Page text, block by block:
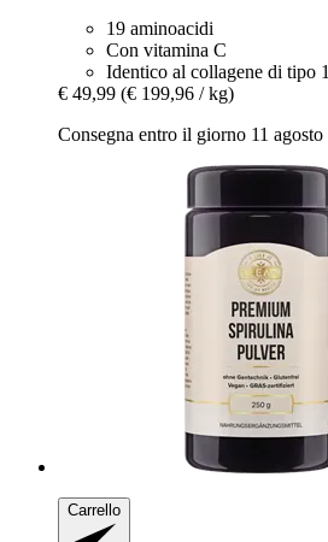
19 aminoacidi
Con vitamina C
Identico al collagene di tipo 1
€ 49,99 (€ 199,96 / kg)
Consegna entro il giorno 11 agosto
Carrello